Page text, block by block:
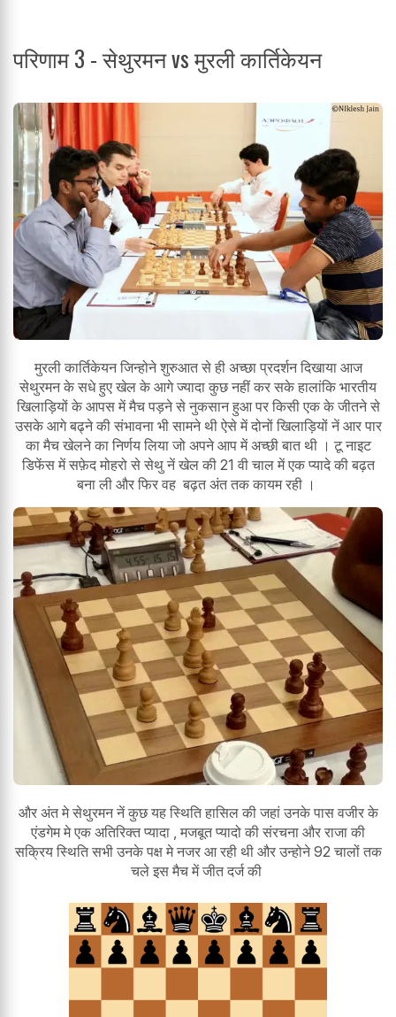
परिणाम 3 - सेथुरमन vs मुरली कार्तिकेयन
मुरली कार्तिकेयन जिन्होने शुरुआत से ही अच्छा प्रदर्शन दिखाया आज
सेथुरमन के सधे हुए खेल के आगे ज्यादा कुछ नहीं कर सके हालांकि भारतीय
खिलाड़ियों के आपस में मैच पड़ने से नुकसान हुआ पर किसी एक के जीतने से
उसके आगे बढ्ने की संभावना भी सामने थी ऐसे में दोनों खिलाड़ियों नें आर पार
का मैच खेलने का निर्णय लिया जो अपने आप में अच्छी बात थी । टू नाइट
डिफेंस में सफ़ेद मोहरो से सेथु नें खेल की 21 वी चाल में एक प्यादे की बढ़त
बना ली और फिर वह बढ़त अंत तक कायम रही ।
और अंत मे सेथुरमन नें कुछ यह स्थिति हासिल की जहां उनके पास वजीर के
एंडगेम मे एक अतिरिक्त प्यादा , मजबूत प्यादो की संरचना और राजा की
सक्रिय स्थिति सभी उनके पक्ष मे नजर आ रही थी और उन्होने 92 चालों तक
चले इस मैच में जीत दर्ज की